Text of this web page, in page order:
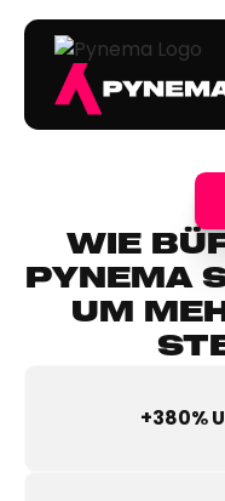
WIE
PYNEMA
UM
+380%